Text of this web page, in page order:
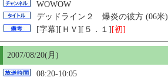
WOWOW
デッドライン２ 爆炎の彼方 (06米)
[字幕][ＨＶ][５．１] [初]
2007/08/20(月)
08:20-10:05